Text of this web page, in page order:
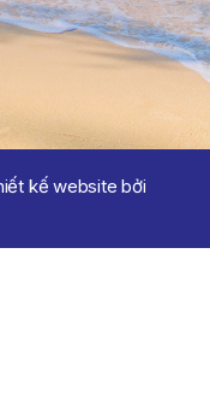
kế website bởi